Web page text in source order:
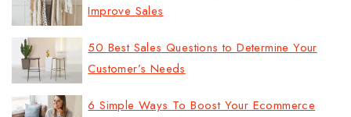
Improve Sales
50 Best Sales Questions to Determine Your
Customer’s Needs
6 Simple Ways To Boost Your Ecommerce